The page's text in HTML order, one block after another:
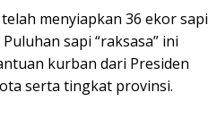
menyiapkan 36 ekor sapi
sapi “raksasa” ini
kurban dari Presiden
serta tingkat provinsi.